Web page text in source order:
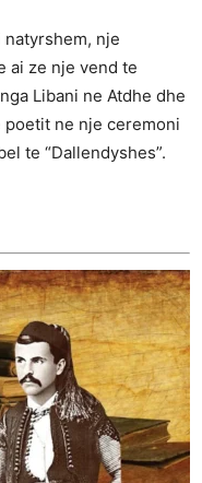
nje
ai ze nje vend te
Libani ne Atdhe dhe
ne nje ceremoni
te “Dallendyshes”.